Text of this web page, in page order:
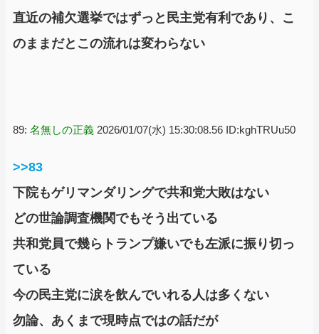
直近の補欠選挙ではずっと民主党有利であり、こ
のままだとこの流れは変わらない
89: 名無しの正義 2026/01/07(水) 15:30:08.56 ID:kghTRUu50
>>83
下院もゲリマンダリングで共和党大敗はない
どの世論調査機関でもそう出ている
共和党員で幾らトランプ嫌いでも左派に振り切っ
ている
今の民主党に涙を飲んでいれる人は多くない
勿論、あくまで現時点ではの話だが